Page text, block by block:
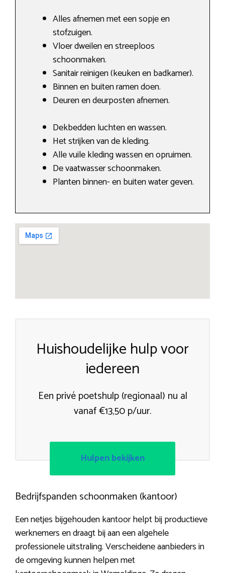
Alles afnemen met een sopje en
stofzuigen.
Vloer dweilen en streeploos
schoonmaken.
Sanitair reinigen (keuken en badkamer).
Binnen en buiten ramen doen.
Deuren en deurposten afnemen.
Dekbedden luchten en wassen.
Het strijken van de kleding.
Alle vuile kleding wassen en opruimen.
De vaatwasser schoonmaken.
Planten binnen- en buiten water geven.
Huishoudelijke hulp voor
iedereen
Een privé poetshulp (regionaal) nu al
vanaf €13,50 p/uur.
Hulpen bekijken
Bedrijfspanden schoonmaken (kantoor)
Een netjes bijgehouden kantoor helpt bij productieve
werknemers en draagt bij aan een algehele
professionele uitstraling. Verscheidene aanbieders in
de omgeving kunnen helpen met